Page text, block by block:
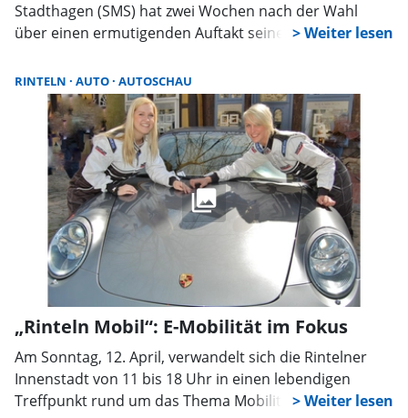
Stadthagen (SMS) hat zwei Wochen nach der Wahl
über einen ermutigenden Auftakt seiner Amtszeit
stattfinden, auch gestalte sich die Zusammenarbeit mit
der Stadt „sehr konstruktiv“.
RINTELN AUTO AUTOSCHAU
„Rinteln Mobil“: E-Mobilität im Fokus
Am Sonntag, 12. April, verwandelt sich die Rintelner
Innenstadt von 11 bis 18 Uhr in einen lebendigen
Treffpunkt rund um das Thema Mobilität. „Rinteln